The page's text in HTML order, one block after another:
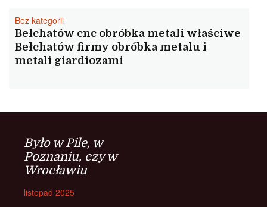
Bez kategorii
Bełchatów cnc obróbka metali właściwe
Bełchatów firmy obróbka metalu i
metali giardiozami
Było w Pile, w
Poznaniu, czy w
Wrocławiu
listopad 2025